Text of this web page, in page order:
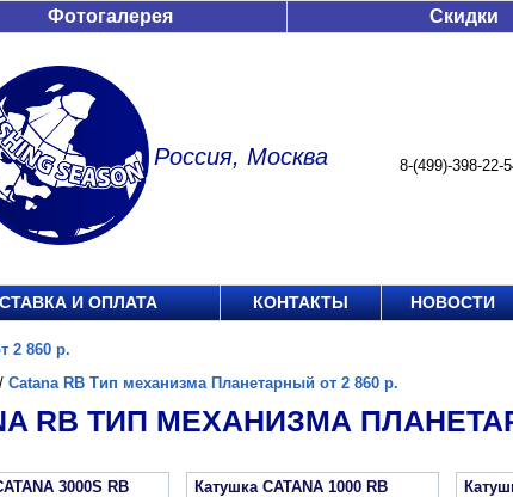
Фотогалерея Скидки
Россия, Москва 8-(499)-398-22-
И ОПЛАТА КОНТАКТЫ НОВОСТИ
2 860 р.
/ Catana RB Тип механизма Планетарный от 2 860 р.
RB ТИП МЕХАНИЗМА
3000S RB Катушка CATANA 1000 RB